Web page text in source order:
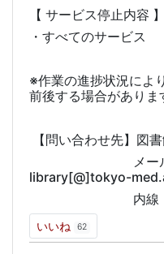
【 サービス停止内容 】
・すべてのサービス
※作業の進捗状況によ
前後する場合がありま
【問い合わせ先】図書
メールアド
library[@]tokyo-
内線：
いいね 62